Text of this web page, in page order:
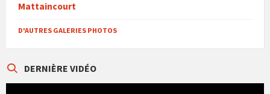
Mattaincourt
D'AUTRES GALERIES PHOTOS
DERNIÈRE VIDÉO